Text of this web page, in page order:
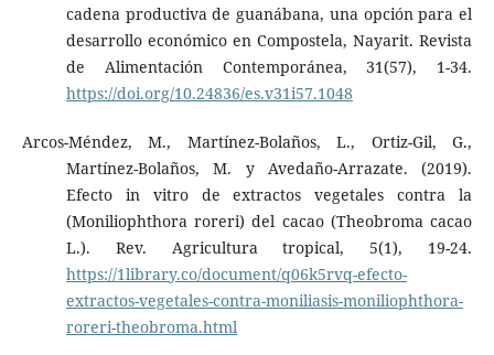
cadena productiva de guanábana, una opción para el
desarrollo económico en Compostela, Nayarit. Revista
de Alimentación Contemporánea, 31(57), 1-34.
https://doi.org/10.24836/es.v31i57.1048
Arcos-Méndez, M., Martínez-Bolaños, L., Ortiz-Gil, G.,
Martínez-Bolaños, M. y Avedaño-Arrazate. (2019).
Efecto in vitro de extractos vegetales contra la
(Moniliophthora roreri) del cacao (Theobroma cacao
L.). Rev. Agricultura tropical, 5(1), 19-24.
https://1library.co/document/q06k5rvq-efecto-
extractos-vegetales-contra-moniliasis-moniliophthora-
roreri-theobroma.html